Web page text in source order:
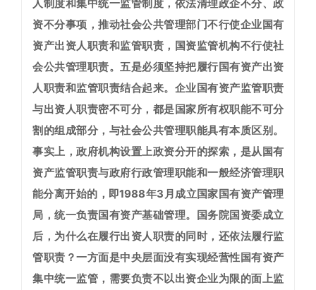
人制度和集中统一监管制度，依法清理政企不分、政
资不分事项，推动社会公共管理部门不行使企业国有
资产出资人职责和监管职责，国资监管机构不行使社
会公共管理职责。 五是必须坚持把履行国有资产出资
人职责和监管职责结合起来。 企业国有资产监管职责
与出资人职责密不可分，都是国家所有权职能不可分
割的组成部分，与社会公共管理职能具有本质区别。
事实上，政府机构设置上政资分开的探索，是从国有
资产监管职责与政府行政管理职能和一般经济管理职
能分离开始的，即1988年3月成立国家国有资产管理
局，统一负责国有资产基础管理。国务院国资委成立
后，为什么在履行出资人职责的同时，还依法履行监
管职责？一方面是中央层面没有实现经营性国有资产
集中统一监管，需要负责不以出资企业为限的面上监